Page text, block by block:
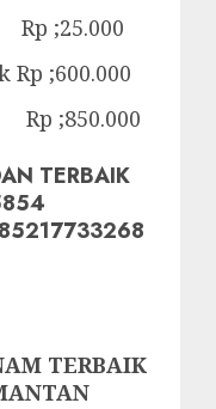
;25.000
;600.000
;850.000
TERBAIK
TERBAIK